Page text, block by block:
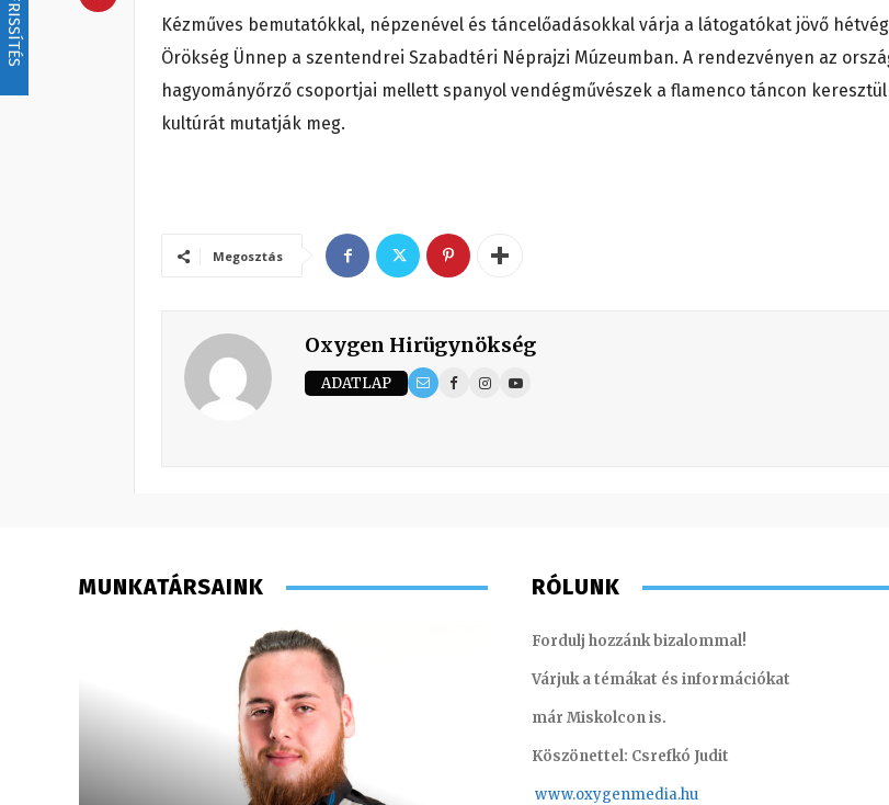
FRISSÍTÉS
Kézműves bemutatókkal, népzenével és táncelőadásokkal várja a látogatókat jövő
Örökség Ünnep a szentendrei Szabadtéri Néprajzi Múzeumban. A rendezvényen az
hagyományőrző csoportjai mellett spanyol vendégművészek a flamenco táncon
kultúrát mutatják meg.
Megosztás
Oxygen Hirügynökség
ADATLAP
MUNKATÁRSAINK RÓLUNK
Fordulj hozzánk bizalommal!
Várjuk a témákat és információkat
már Miskolcon is.
Köszönettel: Csrefkó Judit
www.oxygenmedia.hu